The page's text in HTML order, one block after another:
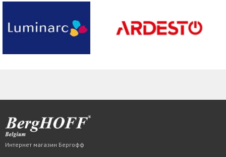
Интернет магазин Бергофф